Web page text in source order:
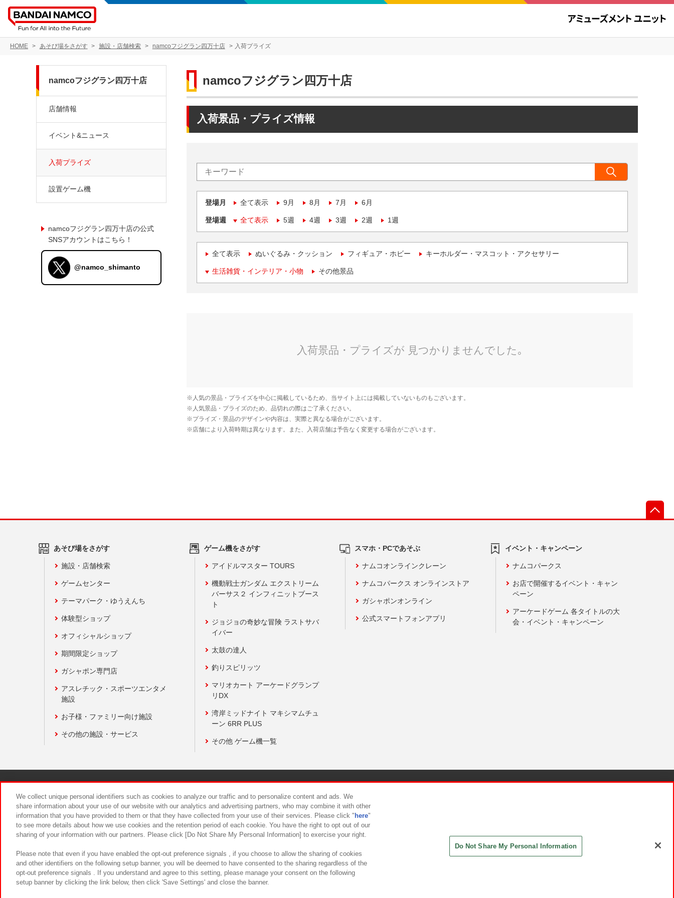
HOME あそび場をさがす 施設・店舗検索 namcoフジグラン四万十店 入荷プライズ
namcoフジグラン四万十店
入荷景品・プライズ情報
登場月 全て表示 9月 8月 7月 6月
登場週 全て表示 5週 4週 3週 2週 1週
全て表示 ぬいぐるみ・クッション フィギュア・ホビー キーホルダー・マスコット・アクセサリー
生活雑貨・インテリア・小物 その他景品
namcoフジグラン四万十店
店舗情報
イベント&ニュース
入荷プライズ
設置ゲーム機
namcoフジグラン四万十店の公式
SNSアカウントはこちら！
@namco_shimanto
あそび場をさがす
施設・店舗検索
ゲームセンター
テーマパーク・ゆうえんち
体験型ショップ
オフィシャルショップ
期間限定ショップ
ガシャポン専門店
アスレチック・スポーツエンタメ
施設
お子様・ファミリー向け施設
その他の施設・サービス
ゲーム機をさがす
アイドルマスター TOURS
機動戦士ガンダム エクストリーム
バーサス２ インフィニットブース
ト
ジョジョの奇妙な冒険 ラストサバ
イバー
太鼓の達人
釣りスピリッツ
マリオカート アーケードグランプ
リDX
湾岸ミッドナイト マキシマムチュ
ーン 6RR PLUS
その他 ゲーム機一覧
スマホ・PCであそぶ
ナムコオンラインクレーン
ナムコパークス オンラインストア
ガシャポンオンライン
公式スマートフォンアプリ
イベント・キャンペーン
ナムコパークス
お店で開催するイベント・キャン
ペーン
アーケードゲーム 各タイトルの大
会・イベント・キャンペーン
食品のご提供について カスタマーハラスメント対応方針
We collect unique personal identifiers such as cookies to analyze our traffic and to personalize content and ads. We
share information about your use of our website with our analytics and advertising partners, who may combine it with other
information that you have provided to them or that they have collected from your use of their services. Please click " here"
to see more details about how we use cookies and the retention period of each cookie. You have the right to opt out of our
sharing of your information with our partners. Please click [Do Not Share My Personal Information] to exercise your right.
Please note that even if you have enabled the opt-out preference signals , if you choose to allow the sharing of cookies
and other identifiers on the following setup banner, you will be deemed to have consented to the sharing regardless of the
opt-out preference signals . If you understand and agree to this setting, please manage your consent on the following
setup banner by clicking the link below, then click 'Save Settings' and close the banner.
Do Not Share My Personal Information